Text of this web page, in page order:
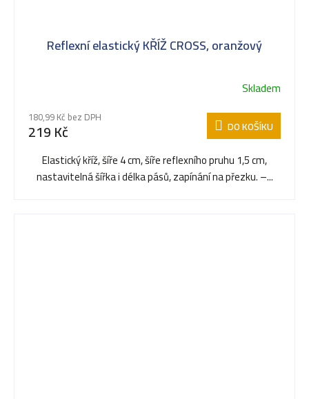
Reflexní elastický KŘÍŽ CROSS, oranžový
Skladem
180,99 Kč bez DPH
219 Kč DO KOŠÍKU
Elastický kříž, šíře 4 cm, šíře reflexního pruhu 1,5 cm,
nastavitelná šířka i délka pásů, zapínání na přezku. –...